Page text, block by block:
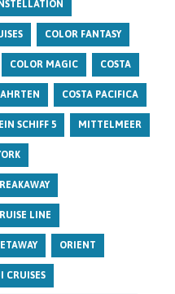
COLOR FANTASY
COLOR MAGIC COSTA
COSTA PACIFICA
SCHIFF 5 MITTELMEER
LINE
ORIENT
CRUISES